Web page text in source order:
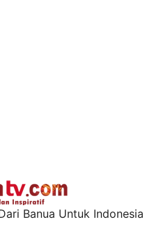
Banua Untuk Indonesia